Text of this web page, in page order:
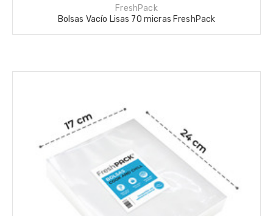
FreshPack
Bolsas Vacío Lisas 70 micras FreshPack